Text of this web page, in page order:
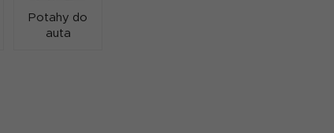
Potahy do
auta